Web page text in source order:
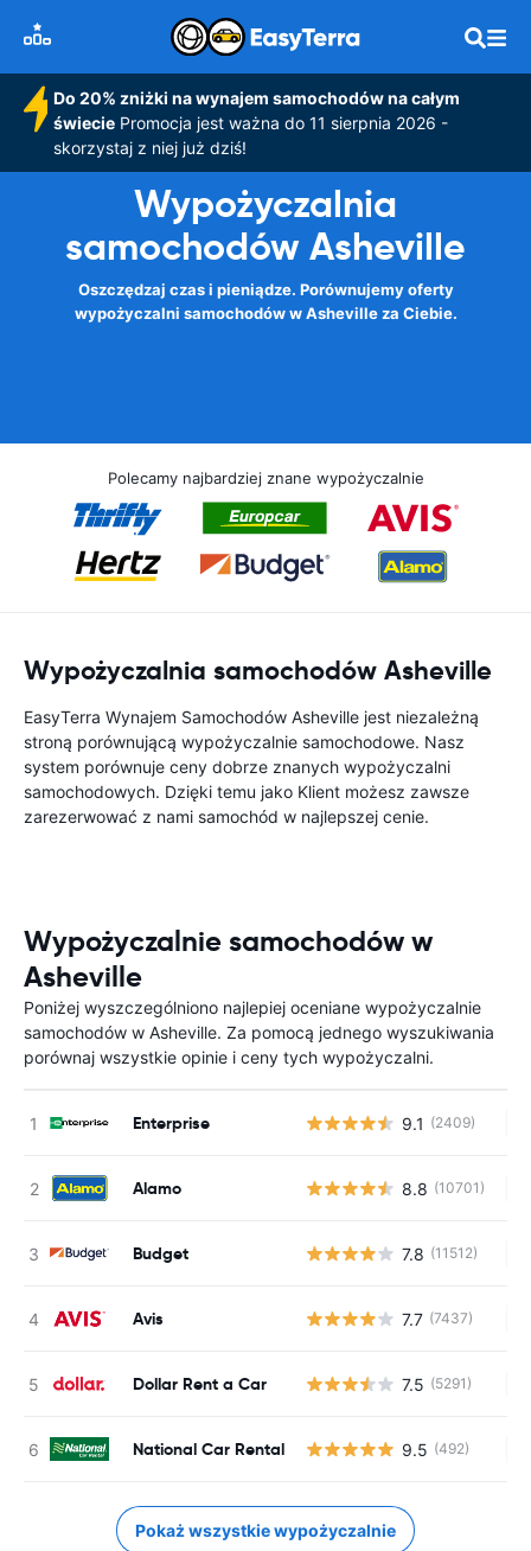
Do 20% zniżki na wynajem samochodów na całym
świeciePromocja jest ważna do 11 sierpnia 2026 -
skorzystaj z niej już dziś!
Wypożyczalnia
samochodów Asheville
Oszczędzaj czas i pieniądze. Porównujemy oferty
wypożyczalni samochodów w Asheville za Ciebie.
Polecamy najbardziej znane wypożyczalnie
Wypożyczalnia samochodów Asheville
EasyTerra Wynajem Samochodów Asheville jest niezależną
stroną porównującą wypożyczalnie samochodowe. Nasz
system porównuje ceny dobrze znanych wypożyczalni
samochodowych. Dzięki temu jako Klient możesz zawsze
zarezerwować z nami samochód w najlepszej cenie.
Wypożyczalnie samochodów w
Asheville
Poniżej wyszczególniono najlepiej oceniane wypożyczalnie
samochodów w Asheville. Za pomocą jednego wyszukiwania
porównaj wszystkie opinie i ceny tych wypożyczalni.
Enterprise 9.1 (2409)
Alamo 8.8 (10701)
Budget 7.8 (11512)
Avis 7.7 (7437)
Dollar Rent a Car 7.5 (5291)
National Car Rental 9.5 (492)
Pokaż wszystkie wypożyczalnie